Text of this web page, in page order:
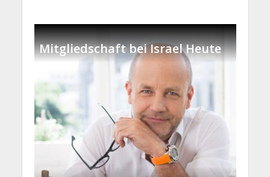
Mitgliedschaft bei Israel Heute